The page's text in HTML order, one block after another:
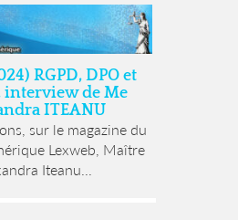
RGPD, DPO et
interview de Me
ITEANU
sur le magazine du
Lexweb, Maître
Iteanu...